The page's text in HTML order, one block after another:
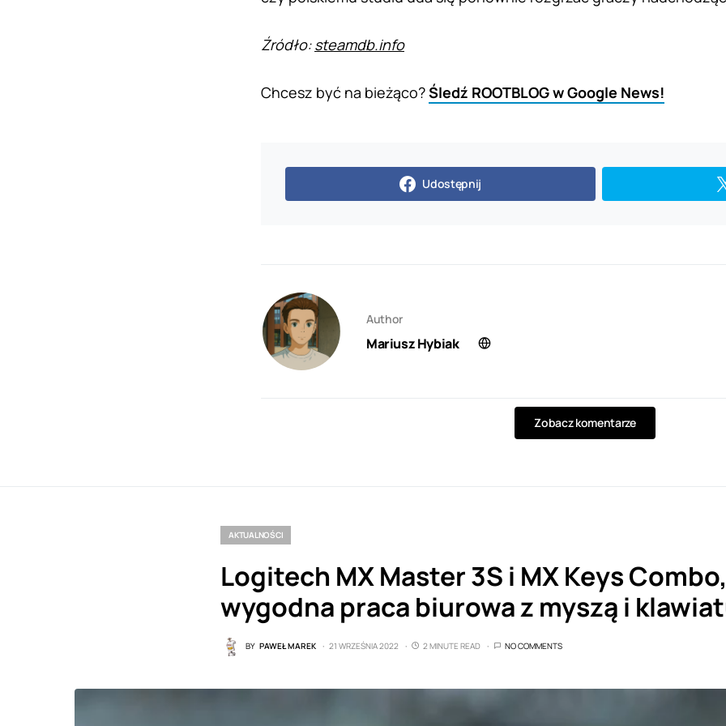
Źródło:steamdb.info
Chcesz być na bieżąco?Śledź ROOTBLOG w Google News!
Udostępnij
Author
Mariusz Hybiak
Zobacz komentarze
AKTUALNOŚCI
Logitech MX Master 3S i MX Keys
wygodna praca biurowa z myszą i
BY PAWEŁ MAREK 21 WRZEŚNIA 2022 2 MINUTE READ NO COMMENTS